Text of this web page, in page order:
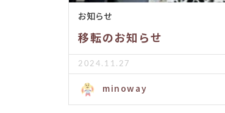
お知らせ
移転のお知らせ
2024.11.27
minoway